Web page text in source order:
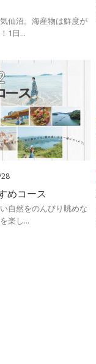
仙沼。海産物は鮮度が
1日...
めコース
自然をのんびり眺めな
楽し...